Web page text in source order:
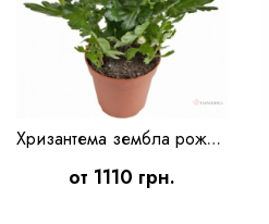
Хризантема зембла рожева
от 1110 грн.